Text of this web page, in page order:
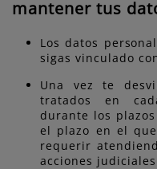
mantener tus
Los datos
sigas vinculado
Una vez te
tratados en
durante los
el plazo en el
requerir
acciones